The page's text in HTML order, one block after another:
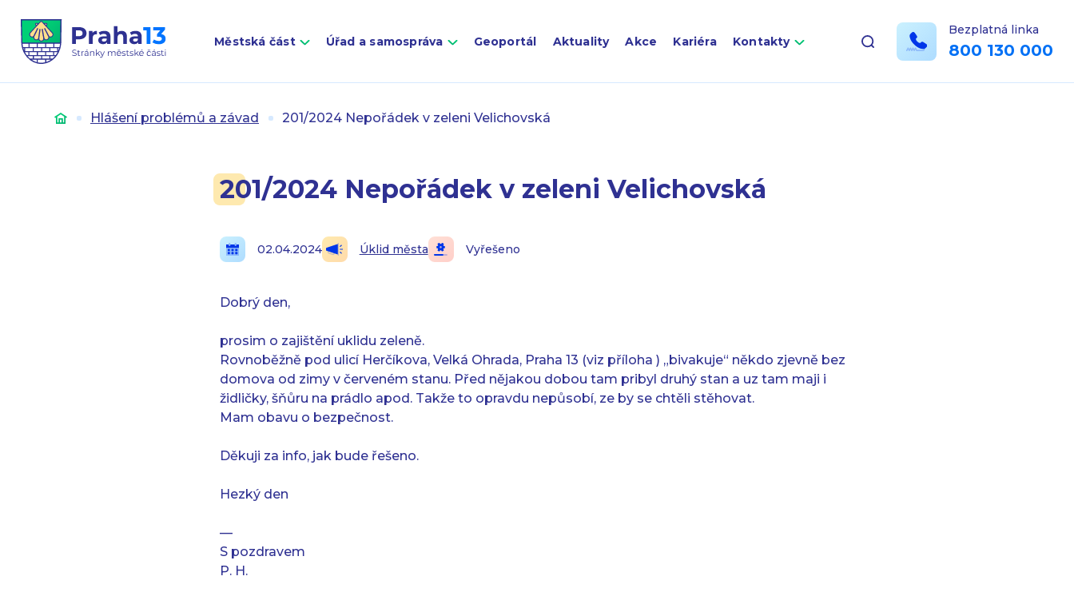
Městská část Úřad a samospráva Geoportál Aktuality Akce Kariéra Kontakty
Bezplatná linka
800 130 000
Úvod Hlášení problémů a závad 201/2024 Nepořádek v zeleni Velichovská
201/2024 Nepořádek v zeleni Velichovská
02.04.2024 Úklid města Vyřešeno
Dobrý den,
prosim o zajištění uklidu zeleně.
Rovnoběžně pod ulicí Herčíkova, Velká Ohrada, Praha 13 (viz příloha ) „bivakuje“ někdo zjevně bez
domova od zimy v červeném stanu. Před nějakou dobou tam pribyl druhý stan a uz tam maji i
židličky, šňůru na prádlo apod. Takže to opravdu nepůsobí, ze by se chtěli stěhovat.
Mam obavu o bezpečnost.
Děkuji za info, jak bude řešeno.
Hezký den
—
S pozdravem
P. H.